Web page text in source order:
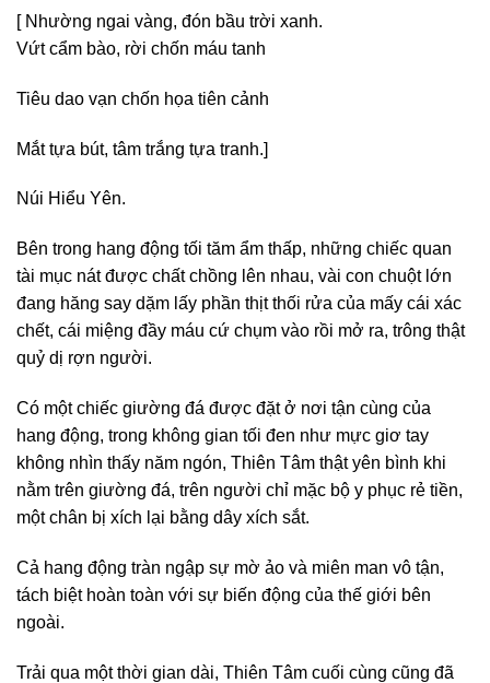
[ Nhường ngai vàng, đón bầu trời xanh.
Vứt cẩm bào, rời chốn máu tanh
Tiêu dao vạn chốn họa tiên cảnh
Mắt tựa bút, tâm trắng tựa tranh.]
Núi Hiểu Yên.
Bên trong hang động tối tăm ẩm thấp, những chiếc quan
tài mục nát được chất chồng lên nhau, vài con chuột lớn
đang hăng say dặm lấy phần thịt thối rửa của mấy cái xác
chết, cái miệng đầy máu cứ chụm vào rồi mở ra, trông thật
quỷ dị rợn người.
Có một chiếc giường đá được đặt ở nơi tận cùng của
hang động, trong không gian tối đen như mực giơ tay
không nhìn thấy năm ngón, Thiên Tâm thật yên bình khi
nằm trên giường đá, trên người chỉ mặc bộ y phục rẻ tiền,
một chân bị xích lại bằng dây xích sắt.
Cả hang động tràn ngập sự mờ ảo và miên man vô tận,
tách biệt hoàn toàn với sự biến động của thế giới bên
ngoài.
Trải qua một thời gian dài, Thiên Tâm cuối cùng cũng đã